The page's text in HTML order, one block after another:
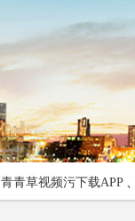
青青草视频污下载APP、